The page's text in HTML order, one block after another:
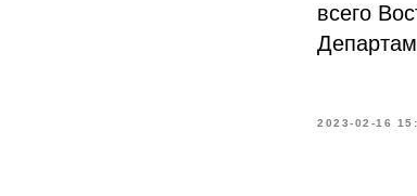
всего
2023-02-16